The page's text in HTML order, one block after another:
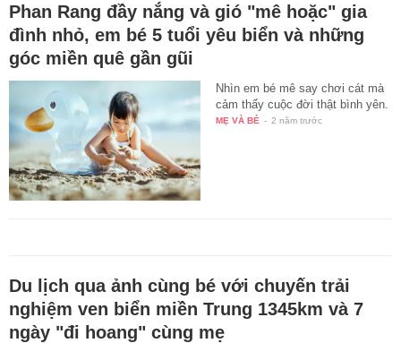
Phan Rang đầy nắng và gió "mê hoặc" gia
đình nhỏ, em bé 5 tuổi yêu biển và những
góc miền quê gần gũi
Nhìn em bé mê say chơi cát mà
cảm thấy cuộc đời thật bình yên.
MẸ VÀ BÉ - 2 năm trước
Du lịch qua ảnh cùng bé với chuyến trải
nghiệm ven biển miền Trung 1345km và 7
ngày "đi hoang" cùng mẹ